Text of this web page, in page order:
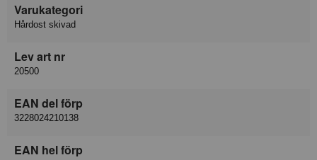
Varukategori
Hårdost skivad
Lev art nr
20500
EAN del förp
3228024210138
EAN hel förp